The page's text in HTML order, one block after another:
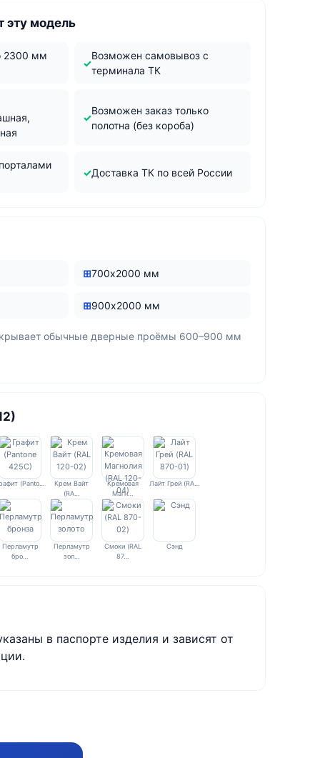
эту модель
2300 мм
Возможен самовывоз с
терминала ТК
Возможен заказ только
полотна (без короба)
Доставка ТК по всей России
700х2000 мм
900х2000 мм
обычные дверные проёмы 600–900 мм
(Panto…
Крем Вайт
(RA…
Кремовая
Магн…
Лайт Грей (RA…
Перламутр
бро…
Перламутр
зол…
Смоки (RAL
87…
Сэнд
в паспорте изделия и зависят от